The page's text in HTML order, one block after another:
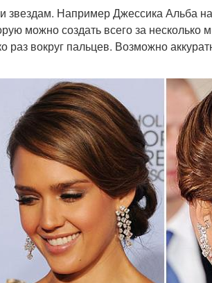
звездам. Например Джессика Альба
можно создать всего за
раз вокруг пальцев. Возможно